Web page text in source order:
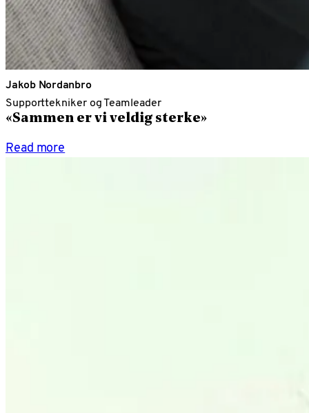
Jakob Nordanbro
Supporttekniker og Teamleader
«Sammen er vi veldig sterke»
Read more